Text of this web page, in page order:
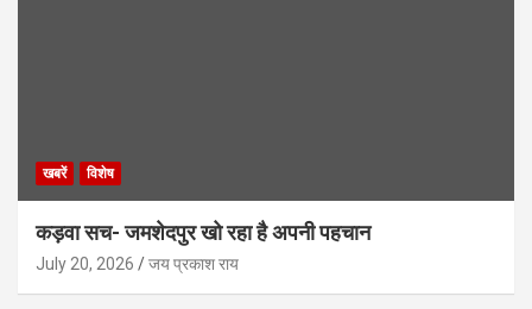
खबरें विशेष
कड़वा सच- जमशेदपुर खो रहा है अपनी पहचान
July 20, 2026 जय प्रकाश राय